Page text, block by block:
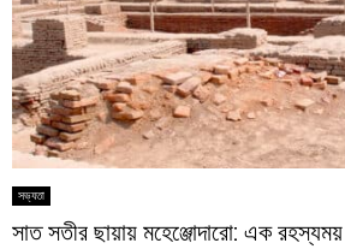
সভ্যতা
সাত সতীর ছায়ায় মহেঞ্জোদারো: এক